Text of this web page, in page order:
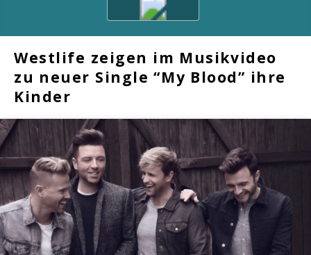
Westlife zeigen im Musikvideo
zu neuer Single “My Blood” ihre
Kinder